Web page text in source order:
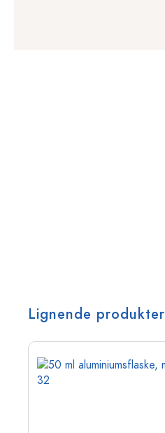
Lignende produkter